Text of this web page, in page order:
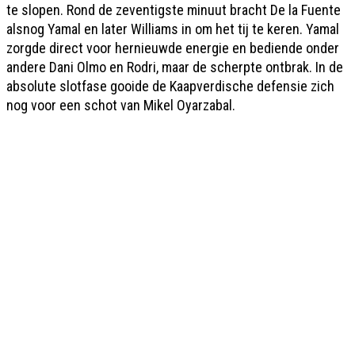
te slopen. Rond de zeventigste minuut bracht De la Fuente
alsnog Yamal en later Williams in om het tij te keren. Yamal
zorgde direct voor hernieuwde energie en bediende onder
andere Dani Olmo en Rodri, maar de scherpte ontbrak. In de
absolute slotfase gooide de Kaapverdische defensie zich
nog voor een schot van Mikel Oyarzabal.